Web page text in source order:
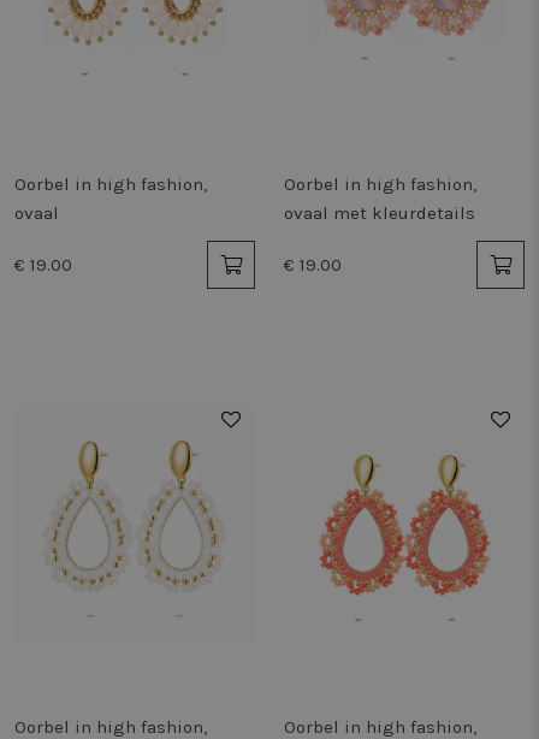
Oorbel in high fashion,
ovaal
€ 19.00
Oorbel in high fashion,
ovaal met kleurdetails
€ 19.00
Oorbel in high fashion,
Oorbel in high fashion,